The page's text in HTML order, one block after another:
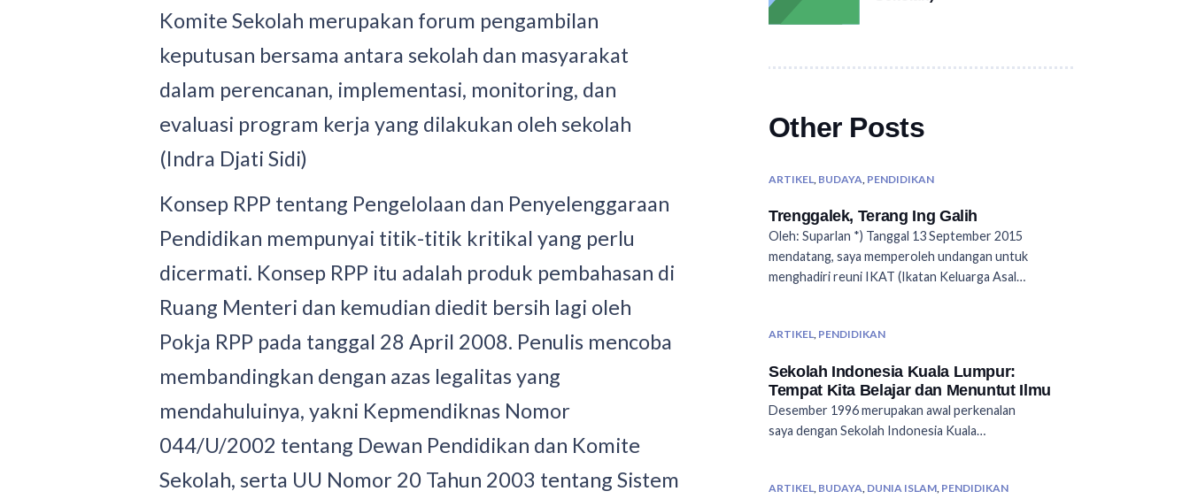
Komite Sekolah merupakan forum pengambilan
keputusan bersama antara sekolah dan masyarakat
dalam perencanan, implementasi, monitoring, dan
evaluasi program kerja yang dilakukan oleh sekolah
(Indra Djati Sidi)
Konsep RPP tentang Pengelolaan dan Penyelenggaraan
Pendidikan mempunyai titik-titik kritikal yang perlu
dicermati. Konsep RPP itu adalah produk pembahasan di
Ruang Menteri dan kemudian diedit bersih lagi oleh
Pokja RPP pada tanggal 28 April 2008. Penulis mencoba
membandingkan dengan azas legalitas yang
mendahuluinya, yakni Kepmendiknas Nomor
044/U/2002 tentang Dewan Pendidikan dan Komite
Sekolah, serta UU Nomor 20 Tahun 2003 tentang Sistem
Other Posts
ARTIKEL BUDAYA PENDIDIKAN
Trenggalek, Terang Ing Galih
Oleh: Suparlan *) Tanggal 13 September 2015
mendatang, saya memperoleh undangan untuk
menghadiri reuni IKAT (Ikatan Keluarga Asal…
ARTIKEL, PENDIDIKAN
Sekolah Indonesia Kuala Lumpur:
Tempat Kita Belajar dan Menuntut Ilmu
Desember 1996 merupakan awal perkenalan
saya dengan Sekolah Indonesia Kuala…
ARTIKEL, BUDAYA, DUNIA ISLAM, PENDIDIKAN